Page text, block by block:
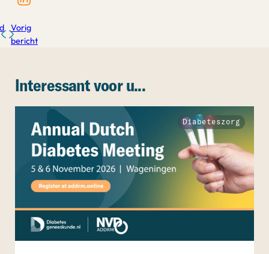
Vorig
bericht
Interessant voor u...
Diabeteszorg